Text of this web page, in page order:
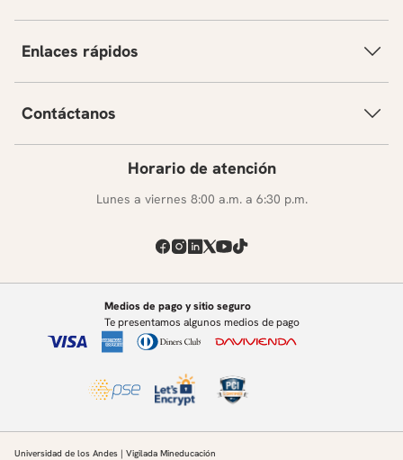
Enlaces rápidos
Contáctanos
Horario de atención
Lunes a viernes 8:00 a.m. a 6:30 p.m.
Medios de pago y sitio seguro
Te presentamos algunos medios de pago
Universidad de los Andes | Vigilada Mineducación